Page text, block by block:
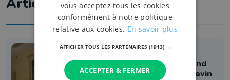
Politique
Saint-Hubert: Pierre-Alexis Roland
démissionne de son poste d'échevin
vous acceptez tous les cookies
conformément à notre politique
relative aux cookies. En savoir plus
AFFICHER TOUS LES PARTENAIRES (1913) →
ACCEPTER & FERMER